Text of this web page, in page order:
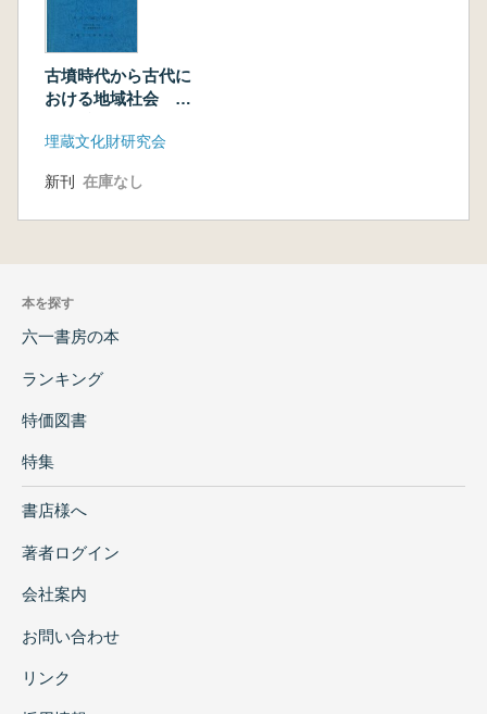
古墳時代から古代に
おける地域社会 発
埋蔵文化財研究会
新刊 在庫なし
本を探す
六一書房の本
ランキング
特価図書
特集
書店様へ
著者ログイン
会社案内
お問い合わせ
リンク